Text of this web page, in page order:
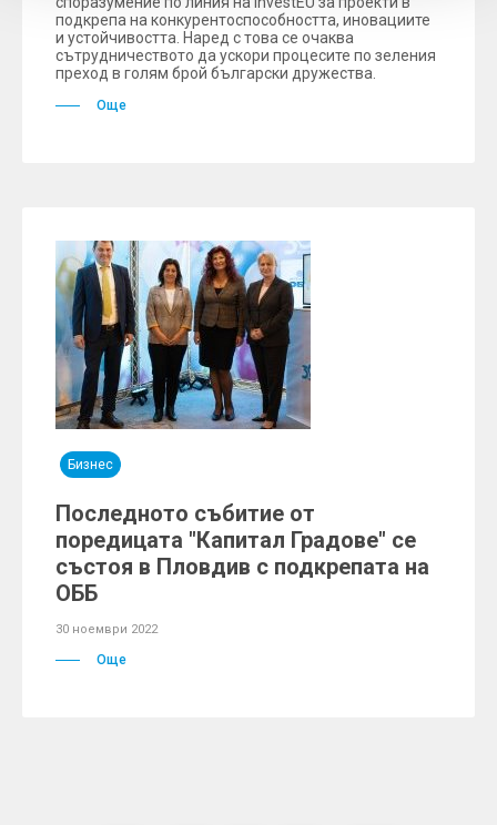
подкрепа на конкурентоспособността, иновациите
и устойчивостта. Наред с това се очаква
сътрудничеството да ускори процесите по зеления
преход в голям брой български дружества.
Още
Бизнес
Последното събитие от
поредицата "Капитал Градове" се
състоя в Пловдив с подкрепата на
ОББ
30 ноември 2022
Още